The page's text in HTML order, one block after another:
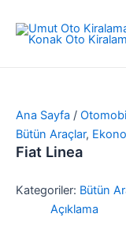
atla
Ana Sayfa /
Bütün Araçlar,
Fiat Linea
Kategoriler: Bütün
Açıklama